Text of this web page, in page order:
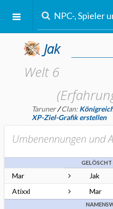
Jak
Welt 6
Taruner/Clan:
XP-Ziel-Grafik erstellen
Umbenennungen und
GELÖSCHT
Mar Jak
Atixxl
Mar